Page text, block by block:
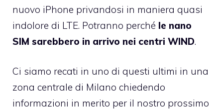
nuovo iPhone privandosi in maniera quasi
indolore di LTE. Potranno perché le nano
SIM sarebbero in arrivo nei centri WIND.
Ci siamo recati in uno di questi ultimi in una
zona centrale di Milano chiedendo
informazioni in merito per il nostro prossimo